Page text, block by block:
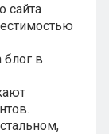
сайта
блог в